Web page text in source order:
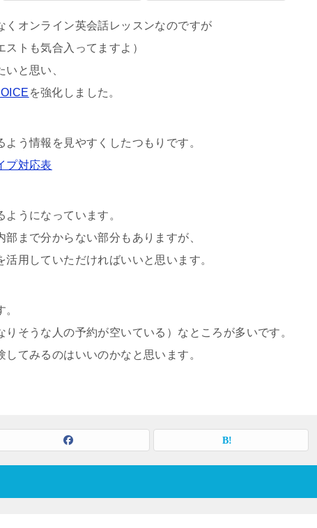
オンライン英会話レッスンなのですが
ストも気合入ってますよ）
と思い、
を強化しました。
う情報を見やすくしたつもりです。
プ対応表
うになっています。
まで分からない部分もありますが、
用していただければいいと思います。
そうな人の予約が空いている）なところが多いです。
てみるのはいいのかなと思います。